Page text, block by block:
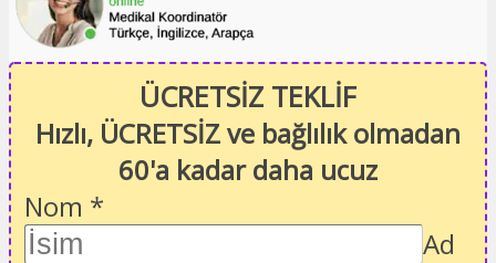
ÜCRETSİZ TEKLİF
Hızlı, ÜCRETSİZ ve bağlılık olmadan
60'a kadar daha ucuz
Nom *
Ad